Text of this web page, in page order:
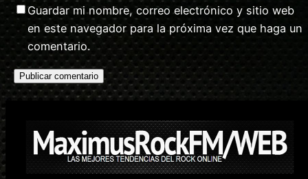
Guardar mi nombre, correo electrónico y sitio web
en este navegador para la próxima vez que haga un
comentario.